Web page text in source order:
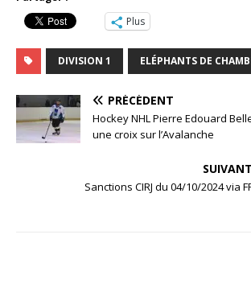
Plus
DIVISION 1 ELÉPHANTS DE
PRÉCÉDENT
Hockey NHL Pierre Edouard
une croix sur l’Avalanche
SUIVANT
Sanctions CIRJ du 04/10/2024 via